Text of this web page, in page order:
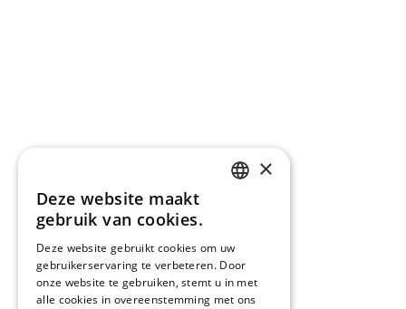
SPANISH
FRENCH
×
Deze website maakt
gebruik van cookies.
Deze website gebruikt cookies om uw
gebruikerservaring te verbeteren. Door
onze website te gebruiken, stemt u in met
alle cookies in overeenstemming met ons